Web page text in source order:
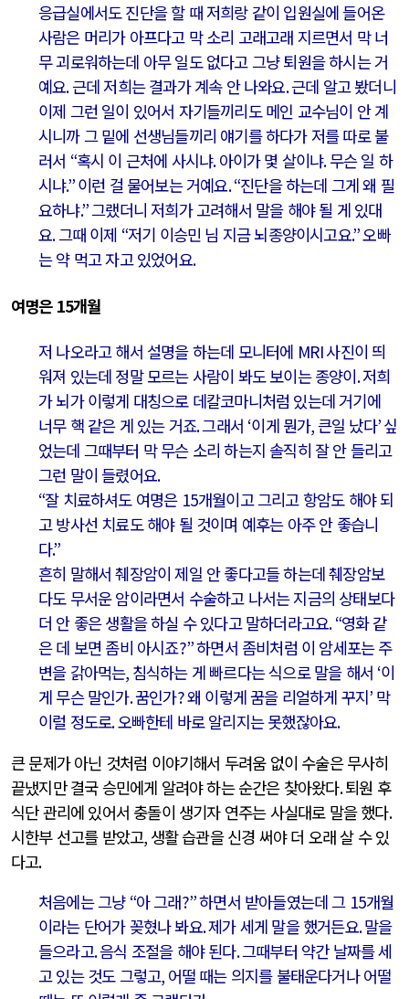
응급실에서도 진단을 할 때 저희랑 같이 입원실에 들어온
사람은 머리가 아프다고 막 소리 고래고래 지르면서 막 너
무 괴로워하는데 아무 일도 없다고 그냥 퇴원을 하시는 거
예요.근데 저희는 결과가 계속 안 나와요.근데 알고 봤더니
이제 그런 일이 있어서 자기들끼리도 메인 교수님이 안 계
시니까 그 밑에 선생님들끼리 얘기를 하다가 저를 따로 불
러서 “혹시 이 근처에 사시냐.아이가 몇 살이냐.무슨 일 하
시냐.”이런 걸 물어보는 거예요. “진단을 하는데 그게 왜 필
요하냐.”그랬더니 저희가 고려해서 말을 해야 될 게 있대
요.그때 이제 “저기 이승민 님 지금 뇌종양이시고요.”오빠
는 약 먹고 자고 있었어요.
여명은 15개월
저 나오라고 해서 설명을 하는데 모니터에 MRI사진이 띄
워져 있는데 정말 모르는 사람이 봐도 보이는 종양이.저희
가 뇌가 이렇게 대칭으로 데칼코마니처럼 있는데 거기에
너무 핵 같은 게 있는 거죠.그래서 ‘이게 뭔가,큰일 났다’싶
었는데 그때부터 막 무슨 소리 하는지 솔직히 잘 안 들리고
그런 말이 들렸어요.
“잘 치료하셔도 여명은 15개월이고 그리고 항암도 해야 되
고 방사선 치료도 해야 될 것이며 예후는 아주 안 좋습니
다.”
흔히 말해서 췌장암이 제일 안 좋다고들 하는데 췌장암보
다도 무서운 암이라면서 수술하고 나서는 지금의 상태보다
더 안 좋은 생활을 하실 수 있다고 말하더라고요. “영화 같
은 데 보면 좀비 아시죠?”하면서 좀비처럼 이 암세포는 주
변을 갉아먹는, 침식하는 게 빠르다는 식으로 말을 해서 ‘이
게 무슨 말인가.꿈인가?왜 이렇게 꿈을 리얼하게 꾸지’ 막
이럴 정도로.오빠한테 바로 알리지는 못했잖아요.
큰 문제가 아닌 것처럼 이야기해서 두려움 없이 수술은 무사히
끝냈지만 결국 승민에게 알려야 하는 순간은 찾아왔다.퇴원 후
식단 관리에 있어서 충돌이 생기자 연주는 사실대로 말을 했다.
시한부 선고를 받았고, 생활 습관을 신경 써야 더 오래 살 수 있
다고.
처음에는 그냥 “아 그래?”하면서 받아들였는데 그 15개월
이라는 단어가 꽂혔나 봐요.제가 세게 말을 했거든요.말을
들으라고.음식 조절을 해야 된다.그때부터 약간 날짜를 세
고 있는 것도 그렇고, 어떨 때는 의지를 불태운다거나 어떨